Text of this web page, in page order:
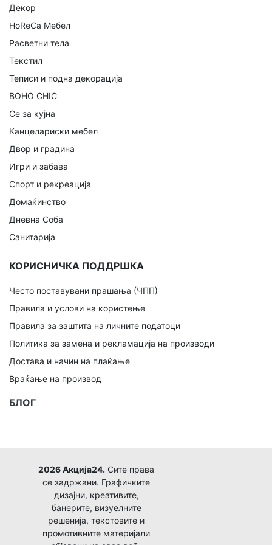
Декор
HoReCa Мебел
Расветни тела
Текстил
Теписи и подна декорација
BOHO CHIC
Се за кујна
Канцелариски мебел
Двор и градина
Игри и забава
Спорт и рекреација
Домаќинство
Дневна Соба
Санитарија
КОРИСНИЧКА ПОДДРШКА
Често поставувани прашања (ЧПП)
Правила и услови на користење
Правила за заштита на личните податоци
Политика за замена и рекламација на производи
Достава и начин на плаќање
Враќање на производ
БЛОГ
2026 Акција24. Сите права
се задржани. Графичките
дизајни, креативите,
банерите, визуелните
решенија, текстовите и
промотивните материјали